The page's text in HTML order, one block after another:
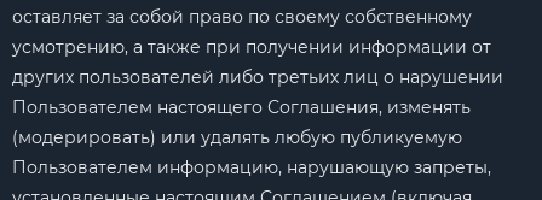
оставляет за собой право по своему собственному
усмотрению, а также при получении информации от
других пользователей либо третьих лиц о нарушении
Пользователем настоящего Соглашения, изменять
(модерировать) или удалять любую публикуемую
Пользователем информацию, нарушающую запреты,